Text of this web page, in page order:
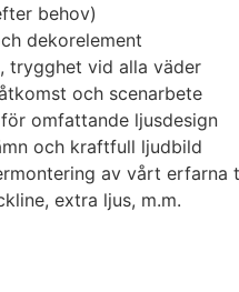
behov)
dekorelement
trygghet vid alla väder
och scenarbete
omfattande ljusdesign
och kraftfull ljudbild
av vårt erfarna
extra ljus, m.m.